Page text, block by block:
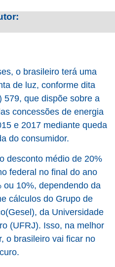
o brasileiro terá uma
de luz, conforme dita
579, que dispõe sobre a
concessões de energia
e 2017 mediante queda
do consumidor.
desconto médio de 20%
federal no final do ano
ou 10%, dependendo da
cálculos do Grupo de
da Universidade
(UFRJ). Isso, na melhor
o brasileiro vai ficar no